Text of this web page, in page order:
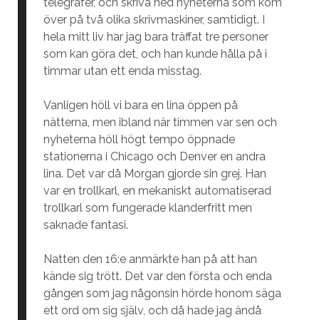
över på två olika skrivmaskiner, samtidigt. I
hela mitt liv har jag bara träffat tre personer
som kan göra det, och han kunde hålla på i
timmar utan ett enda misstag.
Vanligen höll vi bara en lina öppen på
nätterna, men ibland när timmen var sen och
nyheterna höll högt tempo öppnade
stationerna i Chicago och Denver en andra
lina. Det var då Morgan gjorde sin grej. Han
var en trollkarl, en mekaniskt automatiserad
trollkarl som fungerade klanderfritt men
saknade fantasi.
Natten den 16:e anmärkte han på att han
kände sig trött. Det var den första och enda
gången som jag någonsin hörde honom säga
ett ord om sig själv, och då hade jag ändå